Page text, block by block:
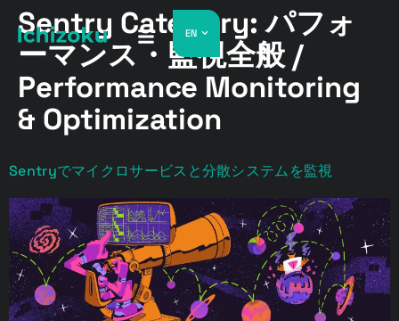
EN
Sentry Category:パフォ
ーマンス・監視全般 /
Performance Monitoring
& Optimization
Sentryでマイクロサービスと分散システムを監視